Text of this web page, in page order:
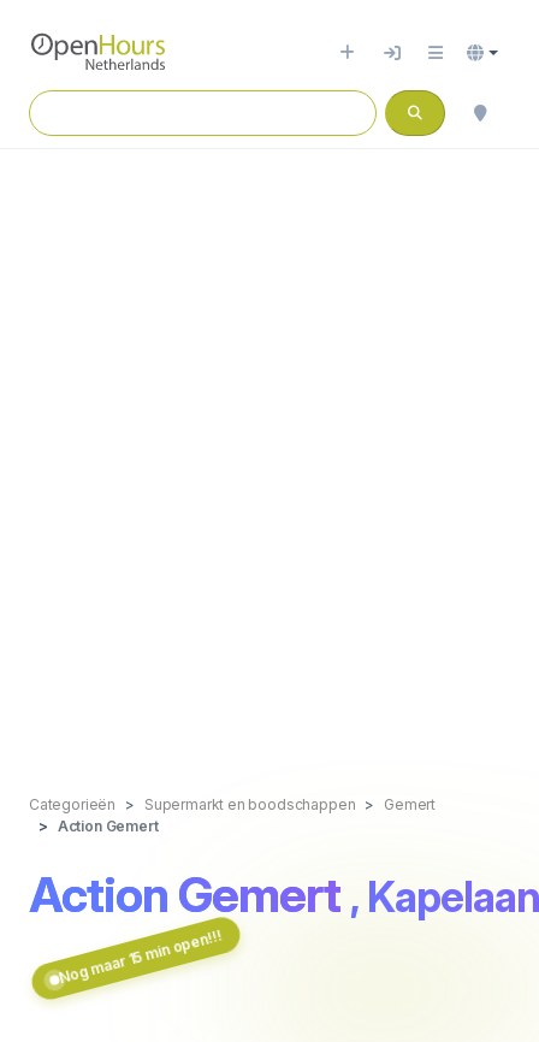
Categorieën Supermarkt en boodschappen
Gemert
Action Gemert
Action Gemert ,
Nog maar 15 min open!!!